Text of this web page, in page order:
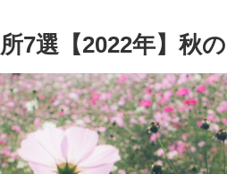
7選【2022年】秋